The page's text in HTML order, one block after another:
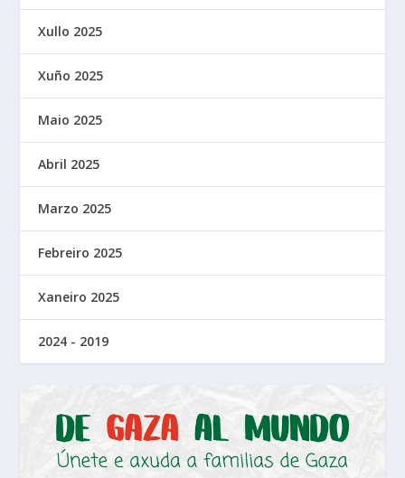
Xullo 2025
Xuño 2025
Maio 2025
Abril 2025
Marzo 2025
Febreiro 2025
Xaneiro 2025
2024 - 2019